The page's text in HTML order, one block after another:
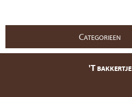
CATEGORIEEN
'T BAKKERTJE